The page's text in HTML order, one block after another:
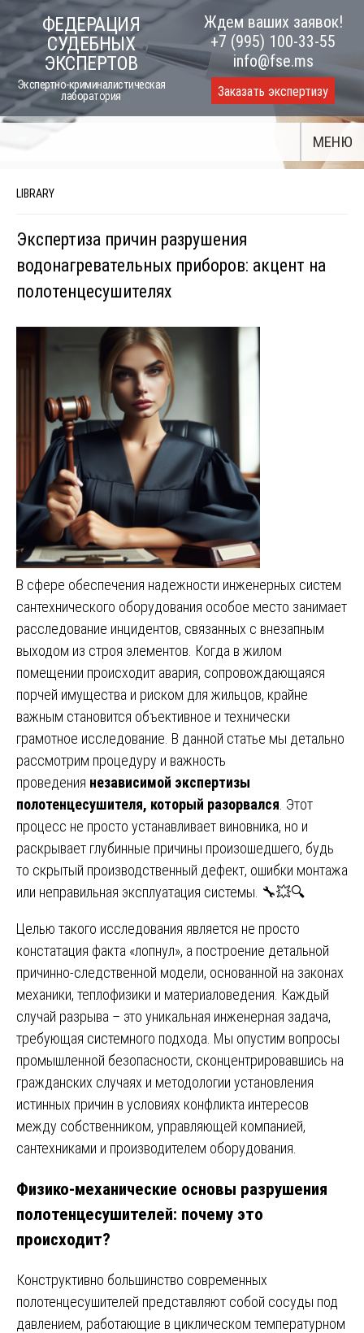
to
content
ФЕДЕРАЦИЯ
СУДЕБНЫХ
ЭКСПЕРТОВ
Экспертно-криминалистическая
лаборатория
Ждем ваших заявок!
+7 (995) 100-33-55
info@fse.ms
Заказать экспертизу
МЕНЮ
LIBRARY
Экспертиза причин разрушения
водонагревательных приборов: акцент на
полотенцесушителях
В сфере обеспечения надежности инженерных систем
сантехнического оборудования особое место занимает
расследование инцидентов, связанных с внезапным
выходом из строя элементов. Когда в жилом
помещении происходит авария, сопровождающаяся
порчей имущества и риском для жильцов, крайне
важным становится объективное и технически
грамотное исследование. В данной статье мы детально
рассмотрим процедуру и важность
проведения независимой экспертизы
полотенцесушителя, который разорвался . Этот
процесс не просто устанавливает виновника, но и
раскрывает глубинные причины произошедшего, будь
то скрытый производственный дефект, ошибки монтажа
или неправильная эксплуатация системы. 🔧💥🔍
Целью такого исследования является не просто
констатация факта «лопнул», а построение детальной
причинно-следственной модели, основанной на законах
механики, теплофизики и материаловедения. Каждый
случай разрыва – это уникальная инженерная задача,
требующая системного подхода. Мы опустим вопросы
промышленной безопасности, сконцентрировавшись на
гражданских случаях и методологии установления
истинных причин в условиях конфликта интересов
между собственником, управляющей компанией,
сантехниками и производителем оборудования.
Физико-механические основы разрушения
полотенцесушителей: почему это
происходит?
Конструктивно большинство современных
полотенцесушителей представляют собой сосуды под
давлением, работающие в циклическом температурном